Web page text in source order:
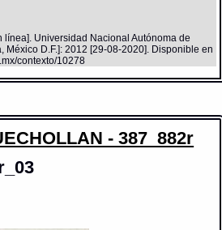
línea]. Universidad Nacional Autónoma de
México D.F.]: 2012 [29-08-2020]. Disponible en
contexto/10278
- 387_882r